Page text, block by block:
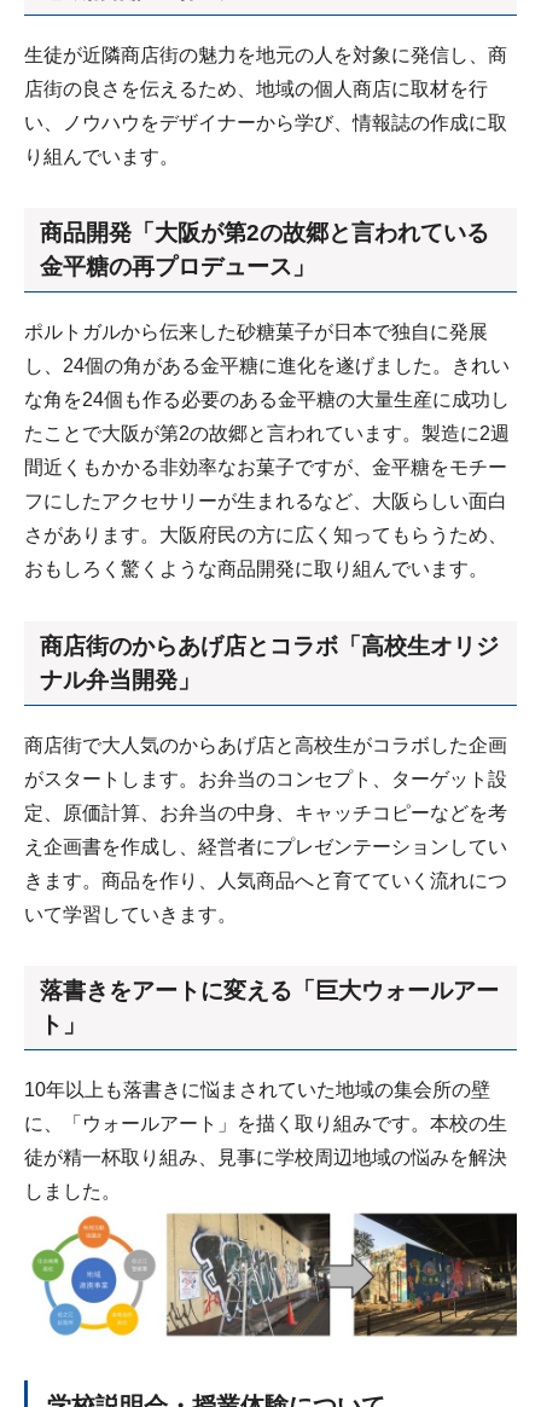
生徒が近隣商店街の魅力を地元の人を対象に発信し、商
店街の良さを伝えるため、地域の個人商店に取材を行
い、ノウハウをデザイナーから学び、情報誌の作成に取
り組んでいます。
商品開発「大阪が第2の故郷と言われている
金平糖の再プロデュース」
ポルトガルから伝来した砂糖菓子が日本で独自に発展
し、24個の角がある金平糖に進化を遂げました。きれい
な角を24個も作る必要のある金平糖の大量生産に成功し
たことで大阪が第2の故郷と言われています。製造に2週
間近くもかかる非効率なお菓子ですが、金平糖をモチー
フにしたアクセサリーが生まれるなど、大阪らしい面白
さがあります。大阪府民の方に広く知ってもらうため、
おもしろく驚くような商品開発に取り組んでいます。
商店街のからあげ店とコラボ「高校生オリジ
ナル弁当開発」
商店街で大人気のからあげ店と高校生がコラボした企画
がスタートします。お弁当のコンセプト、ターゲット設
定、原価計算、お弁当の中身、キャッチコピーなどを考
え企画書を作成し、経営者にプレゼンテーションしてい
きます。商品を作り、人気商品へと育てていく流れにつ
いて学習していきます。
落書きをアートに変える「巨大ウォールアー
ト」
10年以上も落書きに悩まされていた地域の集会所の壁
に、「ウォールアート」を描く取り組みです。本校の生
徒が精一杯取り組み、見事に学校周辺地域の悩みを解決
しました。